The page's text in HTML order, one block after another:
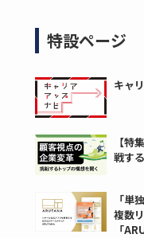
特設ページ
キャ
【特
戦す
「単
複数
「